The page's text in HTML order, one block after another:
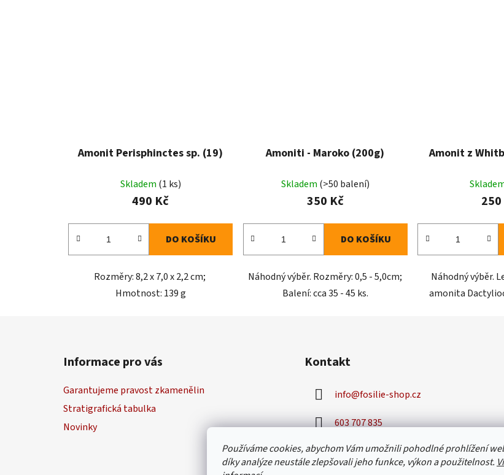
Používáme cookies, abychom Vám umožnili pohodlné prohlížení
díky analýze neustále zlepšovali jeho funkce, výkon a použitelnost.
Amonit Perisphinctes sp. (19)
Skladem (1 ks)
490 Kč
DO KOŠÍKU
Rozměry: 8,2 x 7,0 x 2,2 cm;
Hmotnost: 139 g
Amoniti - Maroko (200g)
Skladem (>50 balení)
350 Kč
DO KOŠÍKU
Náhodný výběr. Rozměry: 0,5 - 5,0cm;
Balení: cca 35 - 45 ks.
Amonit z
Náhodný výběr.
amonita
Informace pro vás
Garantujeme pravost zkamenělin
Stratigrafická tabulka
Novinky
Kontakt
info@fosilie-shop.cz
603 707 835